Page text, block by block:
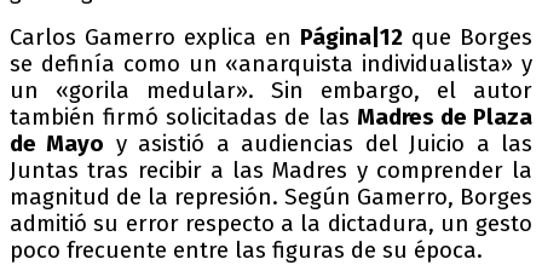
Carlos Gamerro explica en Página|12 que Borges
se definía como un «anarquista individualista» y
un «gorila medular». Sin embargo, el autor
también firmó solicitadas de las Madres de Plaza
de Mayo y asistió a audiencias del Juicio a las
Juntas tras recibir a las Madres y comprender la
magnitud de la represión. Según Gamerro, Borges
admitió su error respecto a la dictadura, un gesto
poco frecuente entre las figuras de su época.